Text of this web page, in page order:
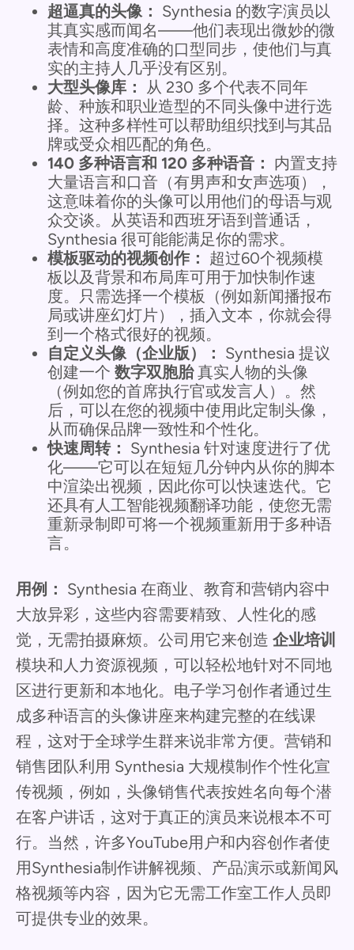
超逼真的头像： Synthesia 的数字演员以
其真实感而闻名——他们表现出微妙的微
表情和高度准确的口型同步，使他们与真
实的主持人几乎没有区别。
大型头像库：
从 230 多个代表不同年
龄、种族和职业造型的不同头像中进行选
择。这种多样性可以帮助组织找到与其品
牌或受众相匹配的角色。
140 多种语言和 120 多种语音： 内置支持
大量语言和口音（有男声和女声选项），
这意味着你的头像可以用他们的母语与观
众交谈。从英语和西班牙语到普通话，
Synthesia 很可能能满足你的需求。
模板驱动的视频创作： 超过60个视频模
板以及背景和布局库可用于加快制作速
度。只需选择一个模板（例如新闻播报布
局或讲座幻灯片），插入文本，你就会得
到一个格式很好的视频。
自定义头像（企业版）： Synthesia 提议
创建一个 数字双胞胎真实人物的头像
（例如您的首席执行官或发言人）。然
后，可以在您的视频中使用此定制头像，
从而确保品牌一致性和个性化。
快速周转： Synthesia 针对速度进行了优
化——它可以在短短几分钟内从你的脚本
中渲染出视频，因此你可以快速迭代。它
还具有人工智能视频翻译功能，使您无需
重新录制即可将一个视频重新用于多种语
言。
用例： Synthesia 在商业、教育和营销内容中
大放异彩，这些内容需要精致、人性化的感
觉，无需拍摄麻烦。公司用它来创造 企业培训
模块和人力资源视频，可以轻松地针对不同地
区进行更新和本地化。电子学习创作者通过生
成多种语言的头像讲座来构建完整的在线课
程，这对于全球学生群来说非常方便。营销和
销售团队利用 Synthesia 大规模制作个性化宣
传视频，例如，头像销售代表按姓名向每个潜
在客户讲话，这对于真正的演员来说根本不可
行。当然，许多YouTube用户和内容创作者使
用Synthesia制作讲解视频、产品演示或新闻风
格视频等内容，因为它无需工作室工作人员即
可提供专业的效果。